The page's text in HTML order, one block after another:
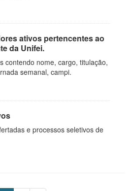
ativos pertencentes ao
da Unifei.
contendo nome, cargo, titulação,
semanal, campi.
e processos seletivos de